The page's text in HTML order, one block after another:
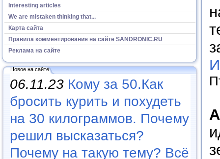
Interesting articles
We are mistaken thinking that...
Карта сайта
Правила комментирования на сайте SANDRONIC.RU
Реклама на сайте
Новое на сайте
06.11.23 Кому за 50.Как
бросить курить и похудеть
на 30 килограммов. Почему
решил высказаться?
Почему на такую тему? Всё